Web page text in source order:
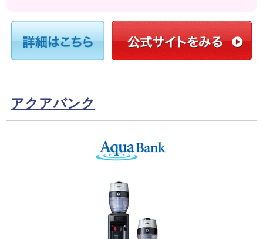
アクアバンク